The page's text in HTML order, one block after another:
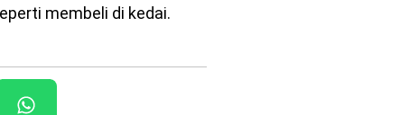
membeli di kedai.